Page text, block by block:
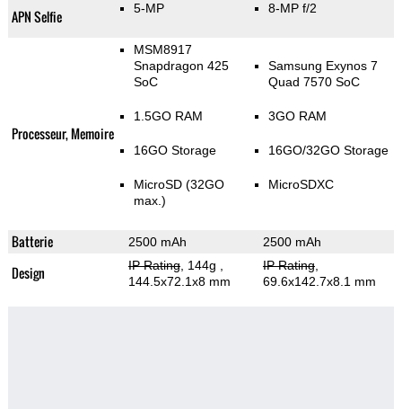
APN Selfie 5-MP 8-MP f/2
Processeur, Memoire
MSM8917
Snapdragon 425
SoC
1.5GO RAM
16GO Storage
MicroSD (32GO
max.)
Samsung Exynos 7
Quad 7570 SoC
3GO RAM
16GO/32GO Storage
MicroSDXC
Batterie 2500 mAh 2500 mAh
Design IP Rating, 144g
144.5x72.1x8 mm
IP Rating,
69.6x142.7x8.1 mm